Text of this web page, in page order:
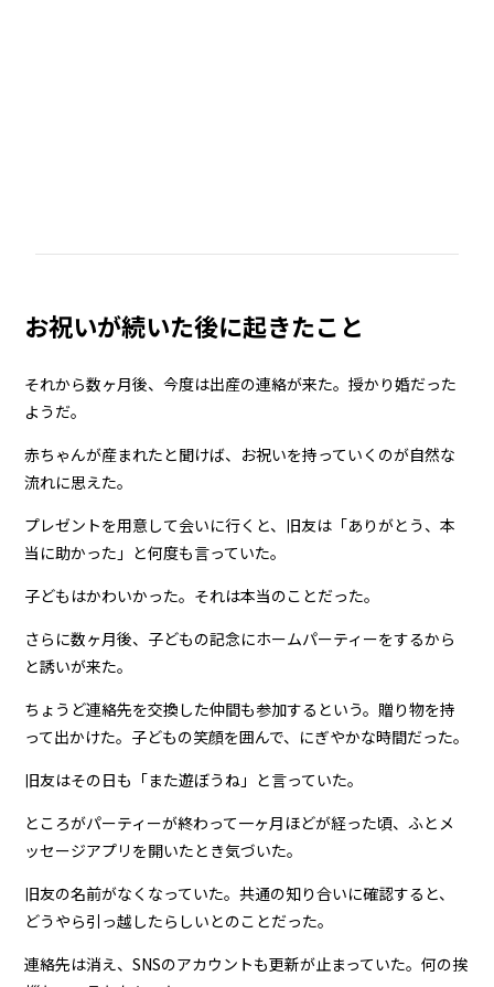
お祝いが続いた後に起きたこと
それから数ヶ月後、今度は出産の連絡が来た。授かり婚だった
ようだ。
赤ちゃんが産まれたと聞けば、お祝いを持っていくのが自然な
流れに思えた。
プレゼントを用意して会いに行くと、旧友は「ありがとう、本
当に助かった」と何度も言っていた。
子どもはかわいかった。それは本当のことだった。
さらに数ヶ月後、子どもの記念にホームパーティーをするから
と誘いが来た。
ちょうど連絡先を交換した仲間も参加するという。贈り物を持
って出かけた。子どもの笑顔を囲んで、にぎやかな時間だった。
旧友はその日も「また遊ぼうね」と言っていた。
ところがパーティーが終わって一ヶ月ほどが経った頃、ふとメ
ッセージアプリを開いたとき気づいた。
旧友の名前がなくなっていた。共通の知り合いに確認すると、
どうやら引っ越したらしいとのことだった。
連絡先は消え、SNSのアカウントも更新が止まっていた。何の挨